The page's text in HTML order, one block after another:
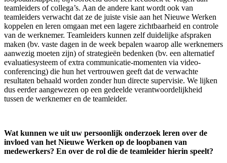
teamleiders of collega’s. Aan de andere kant wordt ook van
teamleiders verwacht dat ze de juiste visie aan het Nieuwe Werken
koppelen en leren omgaan met een lagere zichtbaarheid en controle
van de werknemer. Teamleiders kunnen zelf duidelijke afspraken
maken (bv. vaste dagen in de week bepalen waarop alle werknemers
aanwezig moeten zijn) of strategieën bedenken (bv. een alternatief
evaluatiesysteem of extra communicatie-momenten via video-
conferencing) die hun het vertrouwen geeft dat de verwachte
resultaten behaald worden zonder hun directe supervisie. We lijken
dus eerder aangewezen op een gedeelde verantwoordelijkheid
tussen de werknemer en de teamleider.
Wat kunnen we uit uw persoonlijk onderzoek leren over de
invloed van het Nieuwe Werken op de loopbanen van
medewerkers? En over de rol die de teamleider hierin speelt?